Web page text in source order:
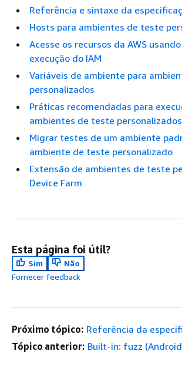
Referência e sintaxe da
Hosts para ambientes de teste
Acesse os recursos da AWS
execução do IAM
Variáveis de ambiente para
personalizados
Práticas recomendadas para
ambientes de teste personalizados
Migrar testes de um ambiente
ambiente de teste personalizado
Extensão de ambientes de teste
Device Farm
Esta página foi útil?
Sim
Não
Fornecer feedback
Próximo tópico: Referência da
Tópico anterior: Built-in: fuzz